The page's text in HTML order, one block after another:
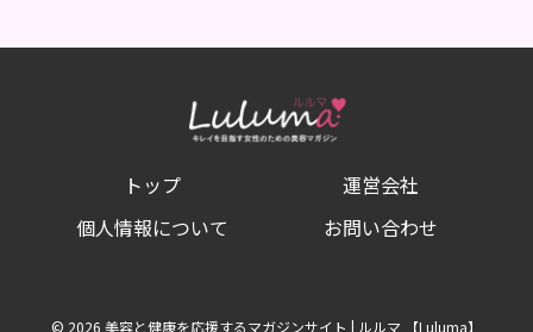
トップ
運営会社
個人情報について
お問い合わせ
© 2026 美容と健康を応援するマガジンサイト | ルルマ 【Luluma】